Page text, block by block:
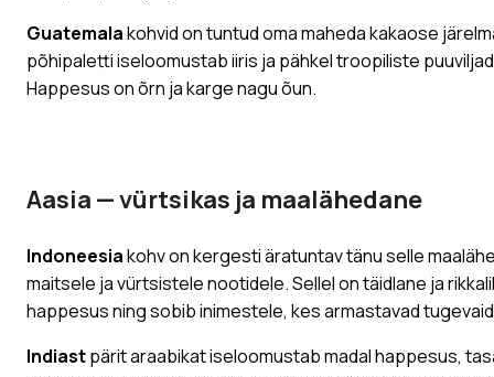
Guatemalakohvid on tuntud oma maheda kakaose
põhipaletti iseloomustab iiris ja pähkel troopiliste
Happesus on õrn ja karge nagu õun.
Aasia — vürtsikas ja maalähedane
Indoneesiakohv on kergesti äratuntav tänu selle
maitsele ja vürtsistele nootidele. Sellel on täidlane ja
happesus ning sobib inimestele, kes armastavad
Indiastpärit araabikat iseloomustab madal happesus,